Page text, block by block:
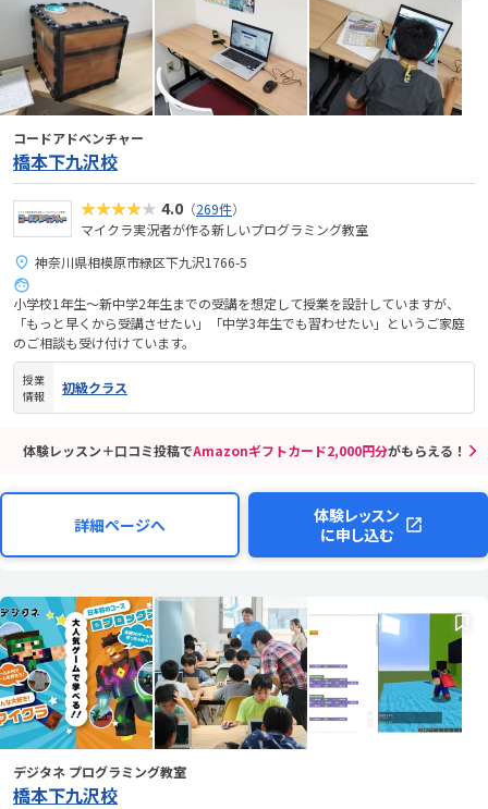
コードアドベンチャー
橋本下九沢校
★★★★★ 4.0 （269件）
マイクラ実況者が作る新しいプログラミング教室
神奈川県相模原市緑区下九沢1766-5
小学校1年生～新中学2年生までの受講を想定して授業を設計していますが、
「もっと早くから受講させたい」「中学3年生でも習わせたい」というご家庭
のご相談も受け付けています。
授業
情報
初級クラス
体験レッスン＋口コミ投稿でAmazonギフトカード2,000円分がもらえる！
詳細ページへ
体験レッスン
に申し込む
デジタネ プログラミング教室
橋本下九沢校